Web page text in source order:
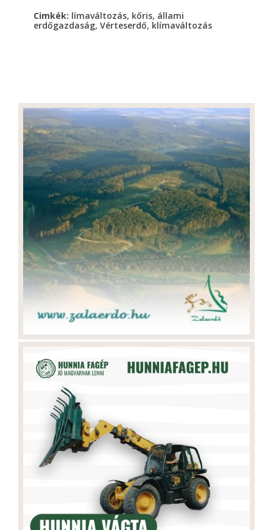
Cimkék: límaváltozás, kőris, állami
erdőgazdaság, Vérteserdő, klímaváltozás